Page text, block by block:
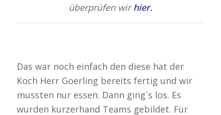
überprüfen wir hier.
Das war noch einfach den diese hat der
Koch Herr Goerling bereits fertig und wir
mussten nur essen. Dann ging´s los. Es
wurden kurzerhand Teams gebildet. Für